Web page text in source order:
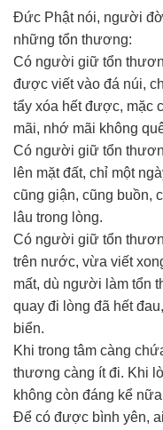
Đức Phật nói, người
những tổn thương:
Có người giữ tổn
được viết vào đá núi,
tẩy xóa hết được, mặc
mãi, nhớ mãi không
Có người giữ tổn
lên mặt đất, chỉ một
cũng giận, cũng buồn,
lâu trong lòng.
Có người giữ tổn
trên nước, vừa viết
mất, dù người làm tổn
quay đi lòng đã hết
biển.
Khi trong tâm càng
thương càng ít đi. Khi
không còn đáng kể
Để có được bình yên,